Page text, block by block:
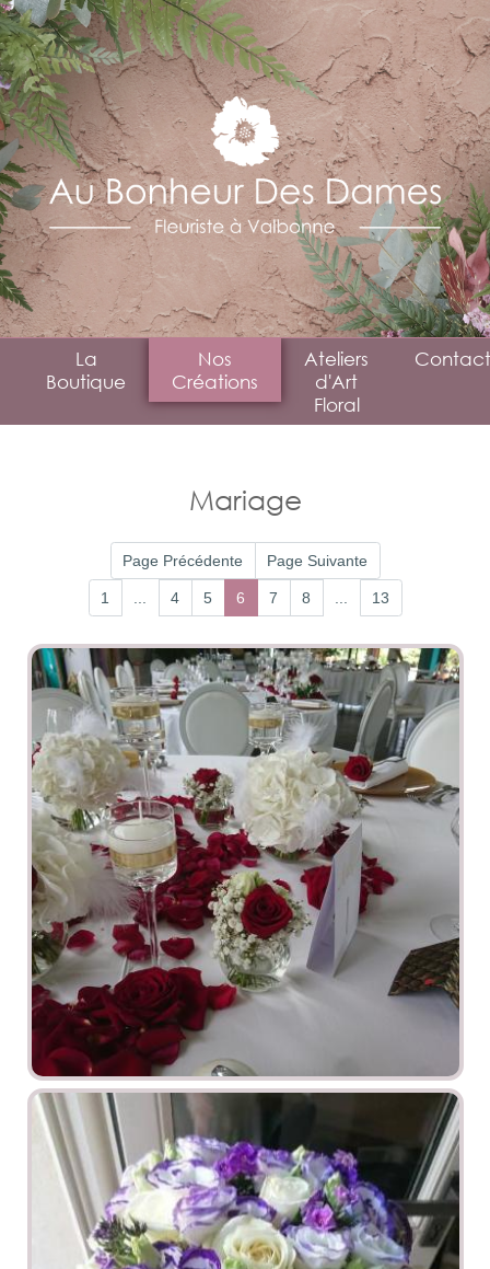
La
Boutique
Nos
Créations
Ateliers
d'Art
Floral
Arche - Décoration
Bouquet de mariée -
Décor de buffet
Véhicule
Décoration - Vitrine
Réception
Savoir-faire
Deuil
Cœur - Couronne
Coussin Croix
Mariage
Page Précédente Page Suivante
1 4 5 6 7 8 13